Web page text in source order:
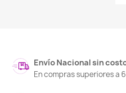
Envío Nacional sin
En compras superiores a